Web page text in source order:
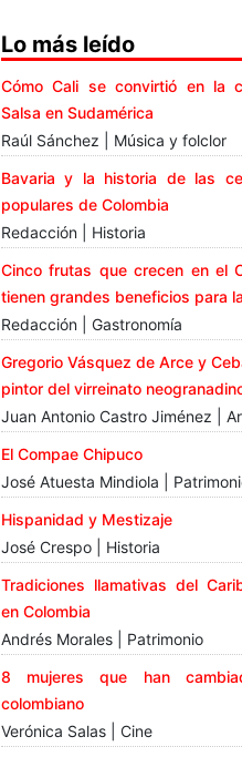
Lo más leído
Cómo Cali se convirtió en la
Salsa en Sudamérica
Raúl Sánchez | Música y folclor
Bavaria y la historia de las
populares de Colombia
Redacción | Historia
Cinco frutas que crecen en el
tienen grandes beneficios para
Redacción | Gastronomía
Gregorio Vásquez de Arce y
pintor del virreinato
Juan Antonio Castro Jiménez |
El Compae Chipuco
José Atuesta Mindiola |
Hispanidad y Mestizaje
José Crespo | Historia
Tradiciones llamativas del
en Colombia
Andrés Morales | Patrimonio
8 mujeres que han
colombiano
Verónica Salas | Cine